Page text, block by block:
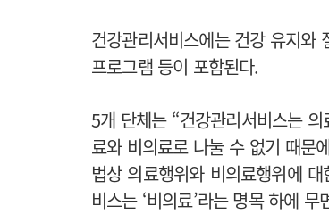
건강관리서비스에는 건강 유지와
프로그램 등이 포함된다.
5개 단체는 “건강관리서비스는
료와 비의료로 나눌 수 없기 때문
법상 의료행위와 비의료행위에
비스는 ‘비의료’라는 명목 하에